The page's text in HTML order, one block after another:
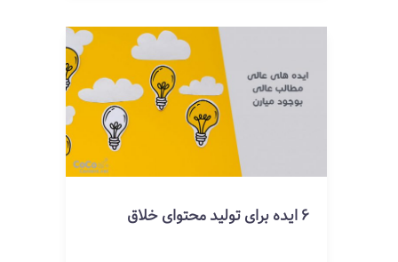
6 ایده برای تولید محتوای خلاق